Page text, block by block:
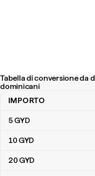
Tabella di conversione da
dominicani
Tabella di conversione da
IMPORTO
5 GYD
10 GYD
20 GYD